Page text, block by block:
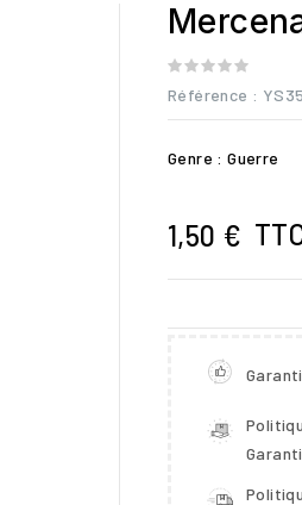
Référence :
Genre : Guerre
1,50 €